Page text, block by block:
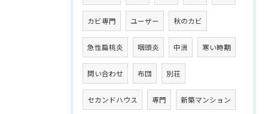
カビ専門 ユーザー 秋のカビ
急性扁桃炎 咽頭炎 中洲 寒い時期
問い合わせ 布団 別荘
セカンドハウス 専門 新築マンション